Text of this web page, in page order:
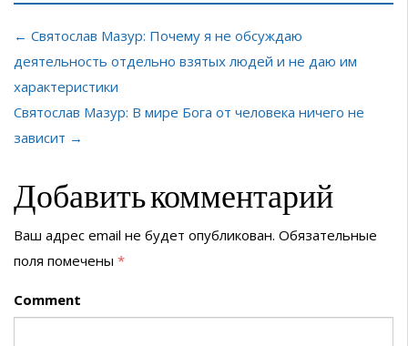
← Святослав Мазур: Почему я не обсуждаю
деятельность отдельно взятых людей и не даю им
характеристики
Святослав Мазур: В мире Бога от человека ничего не
зависит →
Добавить комментарий
Ваш адрес email не будет опубликован. Обязательные
поля помечены *
Comment